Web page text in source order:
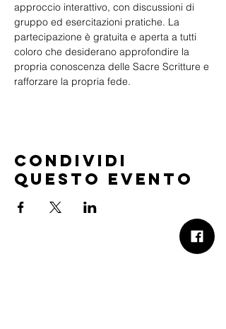
approccio interattivo, con discussioni di
gruppo ed esercitazioni pratiche. La
partecipazione è gratuita e aperta a tutti
coloro che desiderano approfondire la
propria conoscenza delle Sacre Scritture e
rafforzare la propria fede.
Condividi
questo evento